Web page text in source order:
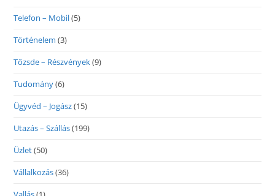
Telefon – Mobil(5)
Történelem (3)
Tőzsde – Részvények(9)
Tudomány(6)
Ügyvéd – Jogász(15)
Utazás – Szállás(199)
Üzlet(50)
Vállalkozás(36)